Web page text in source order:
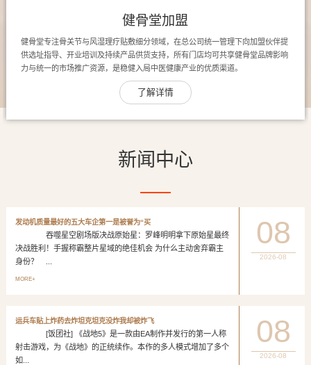
健骨堂加盟
健骨堂专注骨关节与风湿理疗贴敷细分领域，在总公司统一管理下向加盟伙伴提
供选址指导、开业培训及持续产品供货支持，所有门店均可共享健骨堂品牌影响
力与统一的市场推广资源，是稳健入局中医健康产业的优质渠道。
了解详情
新闻中心
发动机质量最好的五大车企第一是被誉为“买
吞噬星空剧场版决战原始星：罗峰明明拿下原始星最终
决战胜利！手握称霸整片星域的绝佳机会 为什么主动舍弃霸主
身份？ ...
MORE+
08
2026-08
运兵车贴上炸药去炸坦克坦克没炸我却被炸飞
[饭团社] 《战地5》是一款由EA制作并发行的第一人称
射击游戏，为《战地》的正统续作。本作的多人模式增加了多个
如...
08
2026-08